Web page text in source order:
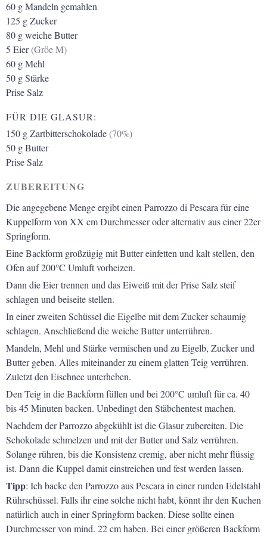
60 gMandeln gemahlen
125 gZucker
80 gweiche Butter
5 Eier (Gröe M)
60 gMehl
50 gStärke
PriseSalz
FÜR DIE GLASUR:
150 gZartbitterschokolade (70%)
50 gButter
PriseSalz
ZUBEREITUNG
Die angegebene Menge ergibt einen Parrozzo di Pescara für eine
Kuppelform von XX cm Durchmesser oder alternativ aus einer 22er
Springform.
Eine Backform großzügig mit Butter einfetten und kalt stellen, den
Ofen auf 200°C Umluft vorheizen.
Dann die Eier trennen und das Eiweiß mit der Prise Salz steif
schlagen und beiseite stellen.
In einer zweiten Schüssel die Eigelbe mit dem Zucker schaumig
schlagen. Anschließend die weiche Butter unterrühren.
Mandeln, Mehl und Stärke vermischen und zu Eigelb, Zucker und
Butter geben. Alles miteinander zu einem glatten Teig verrühren.
Zuletzt den Eischnee unterheben.
Den Teig in die Backform füllen und bei 200°C umluft für ca. 40
bis 45 Minuten backen. Unbedingt den Stäbchentest machen.
Nachdem der Parrozzo abgekühlt ist die Glasur zubereiten. Die
Schokolade schmelzen und mit der Butter und Salz verrühren.
Solange rühren, bis die Konsistenz cremig, aber nicht mehr flüssig
ist. Dann die Kuppel damit einstreichen und fest werden lassen.
Tipp: Ich backe den Parrozzo aus Pescara in einer runden Edelstahl
Rührschüssel. Falls ihr eine solche nicht habt, könnt ihr den Kuchen
natürlich auch in einer Springform backen. Diese sollte einen
Durchmesser von mind. 22 cm haben. Bei einer größeren Backform